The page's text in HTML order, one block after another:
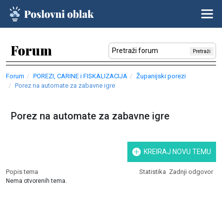
Forum Pretraži
Forum POREZI, CARINE i FISKALIZACIJA
Županijski porezi
Porez na automate za zabavne igre
Porez na automate za zabavne igre
KREIRAJ NOVU TEMU
Popis tema Statistika Zadnji odgovor
Nema otvorenih tema.